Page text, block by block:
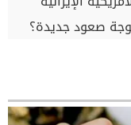
صعود جديدة؟